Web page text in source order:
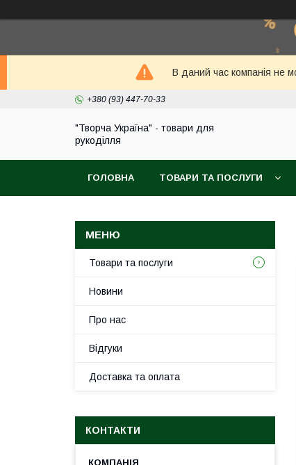
В даний час компанія не
+380 (93) 447-70-33
"Творча Україна" - товари для
рукоділля
ГОЛОВНА ТОВАРИ ТА ПОСЛУГИ
Товари та послуги
Новини
Про нас
Відгуки
Доставка та оплата
КОНТАКТИ